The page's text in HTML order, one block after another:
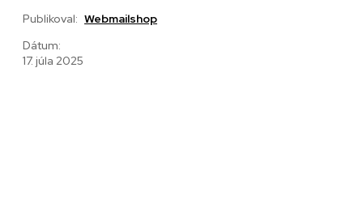
Publikoval: Webmailshop
Dátum:
17. júla 2025